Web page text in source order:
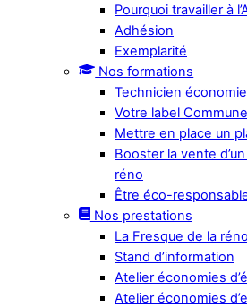
Pourquoi travailler à
Adhésion
Exemplarité
Nos formations
Technicien
Votre label
Mettre en place un
Booster la vente
réno
Être éco-
Nos prestations
La Fresque de la
Stand d’information
Atelier économies
Atelier économies